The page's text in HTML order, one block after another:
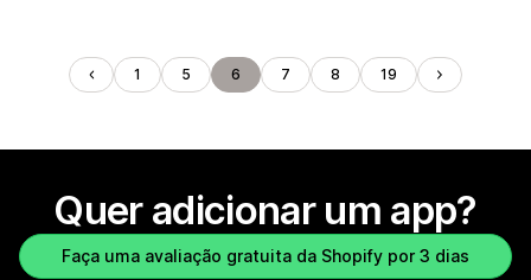
1 5 6 7 8 19
Quer adicionar um app?
Faça uma avaliação gratuita da Shopify por 3 dias